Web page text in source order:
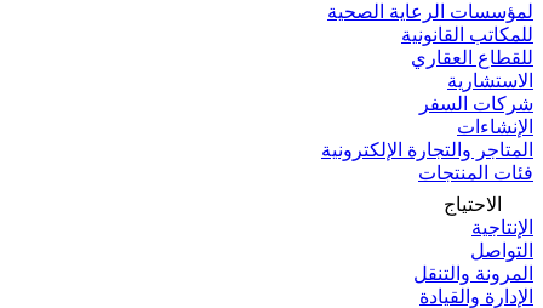
لمؤسسات الرعاية الصحية
للمكاتب القانونية
للقطاع العقاري
الاستشارية
شركات السفر
الإنشاءات
المتاجر والتجارة الإلكترونية
فئات المنتجات
الاحتياج
الإنتاجية
التواصل
المرونة والتنقل
الإدارة والقيادة